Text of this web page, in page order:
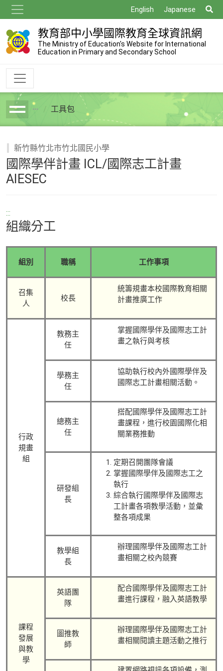
到
主
要
內
English Japanese
尋
教育部中小學國際教育全球資訊網
The Ministry of Education's Website for International
Education in Primary and Secondary School
breadcrumb工具包
新竹縣竹北市竹北國民小學
國際學伴計畫 ICL/國際志工計畫
AIESEC
:::
組織分工
組別 職稱 工作事項
召集
人
校長
統籌規畫本校國際教育相關
計畫推廣工作
行政
規畫
組
教務主
任
掌握國際學伴及國際志工計
畫之執行與考核
學務主
任
協助執行校內外國際學伴及
國際志工計畫相關活動。
總務主
任
搭配國際學伴及國際志工計
畫課程，進行校園國際化相
關業務推動
研發組
長
定期召開團隊會議
掌握國際學伴及國際志工之
執行
綜合執行國際學伴及國際志
工計畫各項教學活動，並彙
整各項成果
教學組
長
辦理國際學伴及國際志工計
畫相關之校內競賽
課程
發展
與教
學
英語團
隊
配合國際學伴及國際志工計
畫進行課程，融入英語教學
圖推教
師
辦理國際學伴及國際志工計
畫相關閱讀主題活動之推行